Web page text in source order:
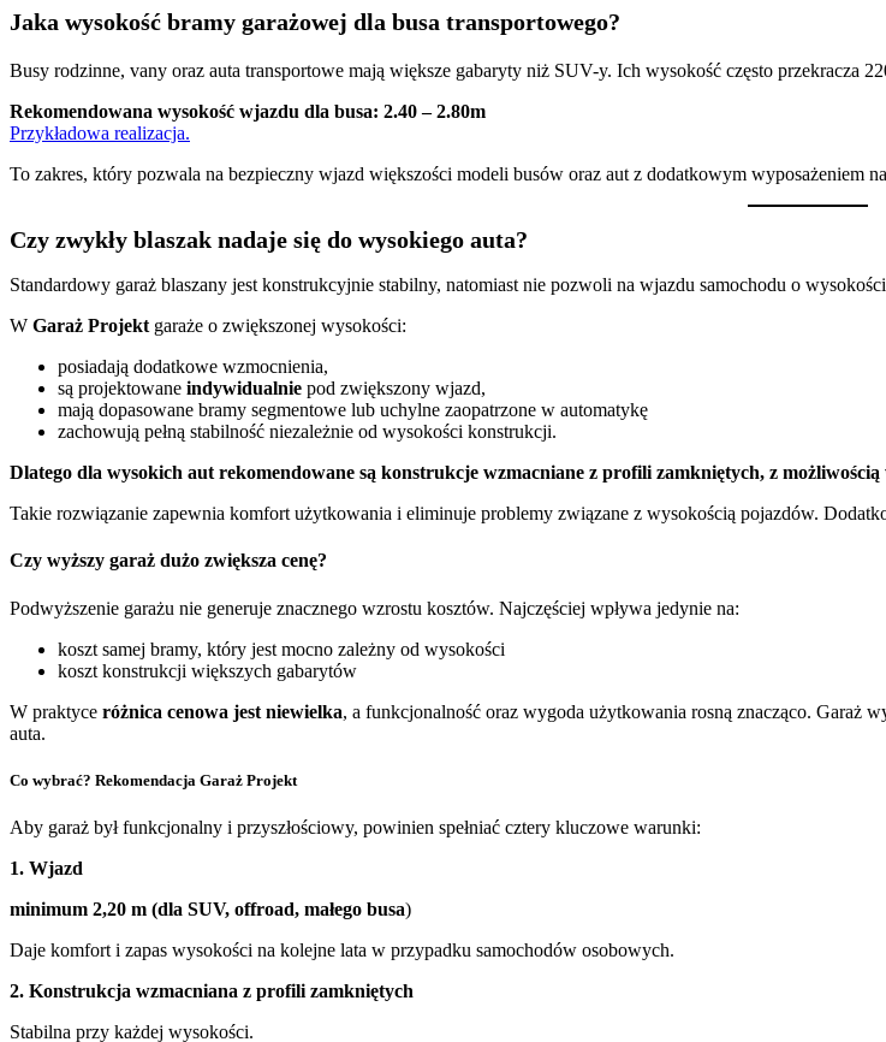
Jaka wysokość bramy garażowej dla busa transportowego?
Busy rodzinne, vany oraz auta transportowe mają większe gabaryty niż SUV-y. Ich wysokość często przekracza
Rekomendowana wysokość wjazdu dla busa: 2.40 – 2.80m
Przykładowa realizacja.
To zakres, który pozwala na bezpieczny wjazd większości modeli busów oraz aut z dodatkowym wyposażeniem
Czy zwykły blaszak nadaje się do wysokiego auta?
Standardowy garaż blaszany jest konstrukcyjnie stabilny, natomiast nie pozwoli na wjazdu samochodu o
W Garaż Projekt garaże o zwiększonej wysokości:
posiadają dodatkowe wzmocnienia,
są projektowane indywidualnie pod zwiększony wjazd,
mają dopasowane bramy segmentowe lub uchylne zaopatrzone w automatykę
zachowują pełną stabilność niezależnie od wysokości konstrukcji.
Dlatego dla wysokich aut rekomendowane są konstrukcje wzmacniane z profili zamkniętych, z możliwością
Takie rozwiązanie zapewnia komfort użytkowania i eliminuje problemy związane z wysokością pojazdów.
Czy wyższy garaż dużo zwiększa cenę?
Podwyższenie garażu nie generuje znacznego wzrostu kosztów. Najczęściej wpływa jedynie na:
koszt samej bramy, który jest mocno zależny od wysokości
koszt konstrukcji większych gabarytów
W praktyce różnica cenowa jest niewielka, a funkcjonalność oraz wygoda użytkowania rosną znacząco. Garaż
auta.
Co wybrać? Rekomendacja Garaż Projekt
Aby garaż był funkcjonalny i przyszłościowy, powinien spełniać cztery kluczowe warunki:
1. Wjazd
minimum 2,20 m (dla SUV, offroad, małego busa)
Daje komfort i zapas wysokości na kolejne lata w przypadku samochodów osobowych.
2. Konstrukcja wzmacniana z profili zamkniętych
Stabilna przy każdej wysokości.